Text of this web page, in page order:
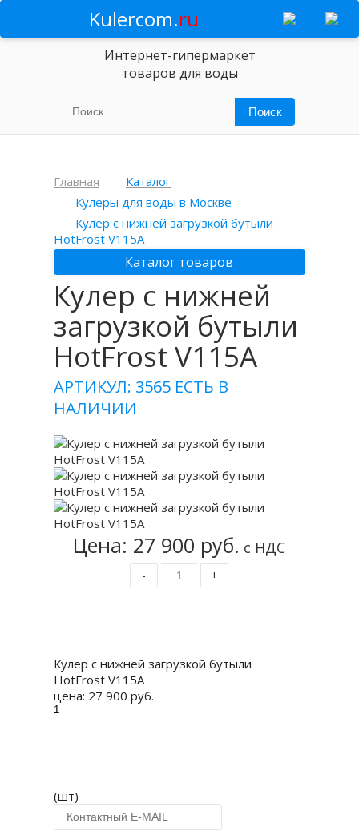
Kulercom.ru
Интернет-гипермаркет
товаров для воды
Главная
Каталог
Кулеры для воды в Москве
Кулер с нижней загрузкой бутыли
HotFrost V115A
Каталог товаров
Кулер с нижней
загрузкой бутыли
HotFrost V115A
АРТИКУЛ: 3565 ЕСТЬ В
НАЛИЧИИ
Цена: 27 900 руб. с НДС
- +
Кулер с нижней загрузкой бутыли
HotFrost V115A
цена: 27 900 руб.
(шт)